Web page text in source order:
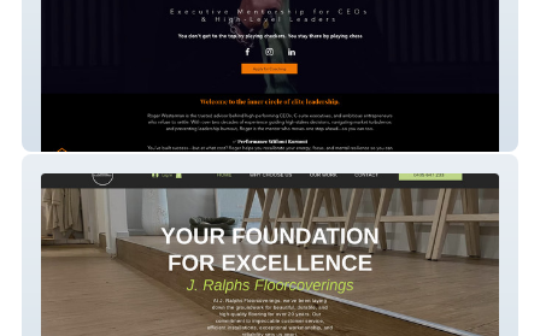
Roger Westerman